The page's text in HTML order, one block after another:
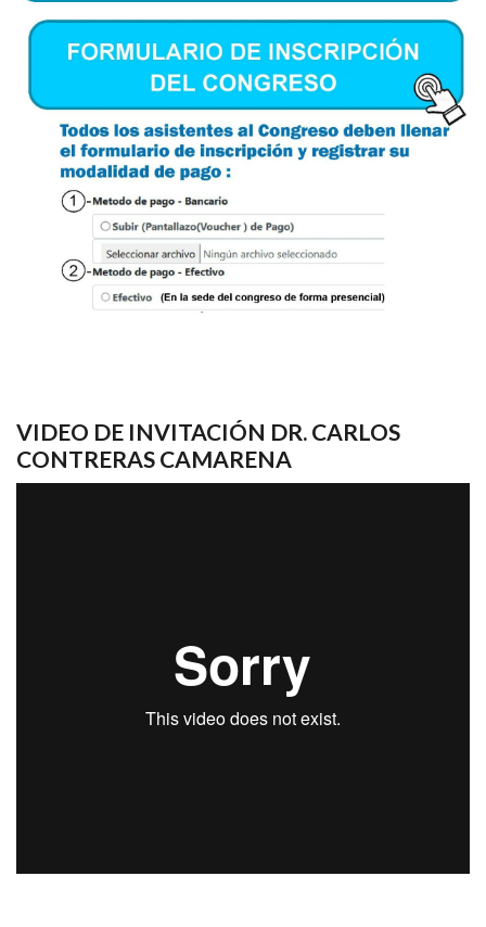
VIDEO DE INVITACIÓN DR. CARLOS
CONTRERAS CAMARENA